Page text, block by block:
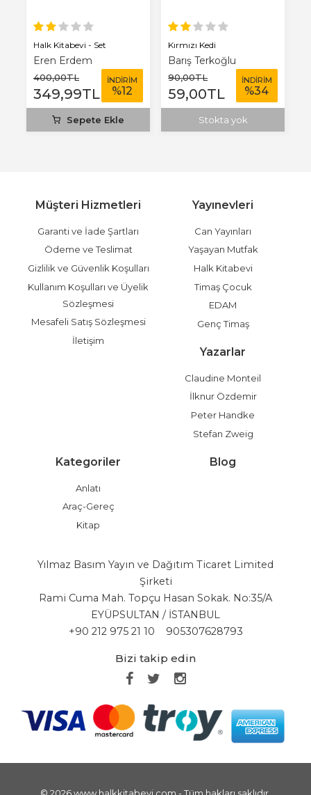
Halk Kitabevi - Set
Eren Erdem
400,00TL
349,99TL
İNDİRİM
%12
Sepete Ekle
Kırmızı Kedi
Barış Terkoğlu
90,00TL
59,00TL
İNDİRİM
%34
Stokta yok
Müşteri Hizmetleri
Garanti ve İade Şartları
Ödeme ve Teslimat
Gizlilik ve Güvenlik Koşulları
Kullanım Koşulları ve Üyelik
Sözleşmesi
Mesafeli Satış Sözleşmesi
İletişim
Yayınevleri
Can Yayınları
Yaşayan Mutfak
Halk Kitabevi
Timaş Çocuk
EDAM
Genç Timaş
Yazarlar
Claudine Monteil
İlknur Özdemir
Peter Handke
Stefan Zweig
Kategoriler
Anlatı
Araç-Gereç
Kitap
Blog
Yılmaz Basım Yayın ve Dağıtım Ticaret Limited
Şirketi
Rami Cuma Mah. Topçu Hasan Sokak. No:35/A
EYÜPSULTAN / İSTANBUL
+90 212 975 21 10
905307628793
Bizi takip edin